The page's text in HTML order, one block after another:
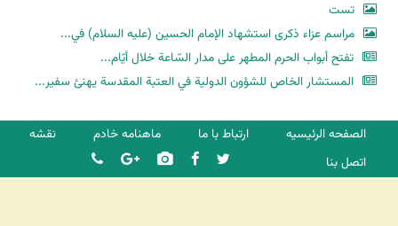
تست
مراسم عزاء ذكرى استشهاد الإمام الحسين (عليه السلام) في...
تفتح أبواب الحرم المطهر على مدار السّاعة خلال أيّام...
المستشار الخاص للشؤون الدولية في العتبة المقدسة يهنئ سفير...
الصفحه الرئیسیه ارتباط با ما ماهنامه خادم
نقشه
اتصل بنا